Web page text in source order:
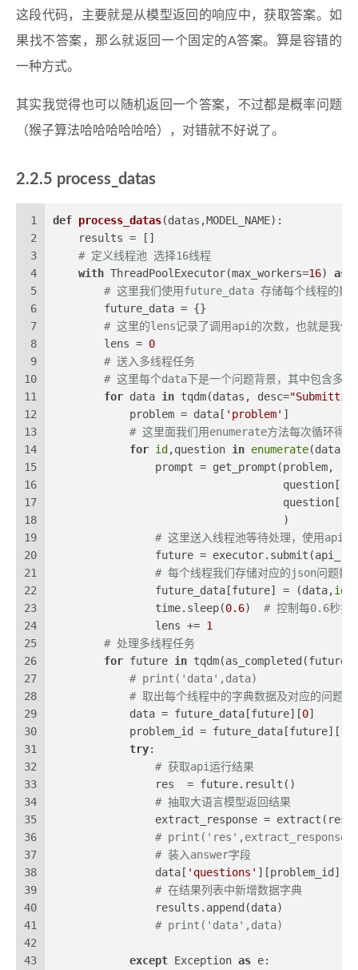
这段代码，主要就是从模型返回的响应中，获取答案。如
果找不答案，那么就返回一个固定的A答案。算是容错的
一种方式。
其实我觉得也可以随机返回一个答案，不过都是概率问题
（猴子算法哈哈哈哈哈哈），对错就不好说了。
2.2.5 process_datas
1
2
3
4
5
6
7
8
9
10
11
12
13
14
15
16
17
18
19
20
21
22
23
24
25
26
27
28
29
30
31
32
33
34
35
36
37
38
39
40
41
42
43
def process_datas(datas,MODEL_NAME):
    results = []
# 定义线程池 选择16线程
with ThreadPoolExecutor(max_workers=16) as
# 这里我们使用future_data 存储每个线程的数
        future_data = {}
# 这里的lens记录了调用api的次数，也就是我们
        lens =
0
# 送入多线程任务
# 这里每个data下是一个问题背景，其中包含多个
for data in tqdm(datas, desc=
            problem = data[
'problem' ]
# 这里面我们用enumerate方法每次循环得
for id ,question in enumerate(data[
                prompt = get_prompt(problem,
                                    question[
                                    question[
                                    )
# 这里送入线程池等待处理，使用
future =
# 每个线程我们存储对应的json问题数
                future_data[future] = (data,
id
                time.sleep(
0.6) # 控制每0.6秒提
                lens +=
1
# 处理多线程任务
for future in
# print('data',data)
# 取出每个线程中的字典数据及对应的问题id
            data = future_data[future][
0]
            problem_id = future_data[future][
1
try:
# 获取api运行结果
                res  = future.result()
# 抽取大语言模型返回结果
                extract_response = extract(res)
# print('res',extract_response)
# 装入answer字段
                data[
'questions' ][problem_id][
# 在结果列表中新增数据字典
                results.append(data)
# print('data',data)
except Exception as e: